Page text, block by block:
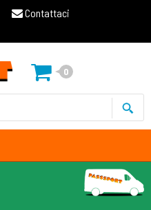
Contattaci
0